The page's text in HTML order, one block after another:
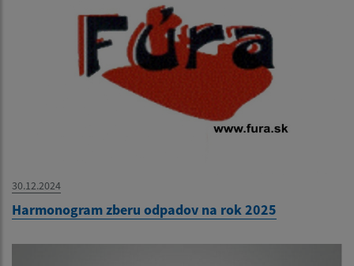
30.12.2024
Harmonogram zberu odpadov na rok 2025